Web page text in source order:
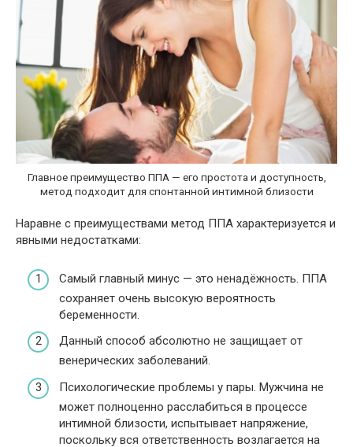
Главное преимущество ППА — его простота и доступность,
метод подходит для спонтанной интимной близости
Наравне с преимуществами метод ППА характеризуется и
явными недостатками:
Самый главный минус — это ненадёжность. ППА
сохраняет очень высокую вероятность
беременности.
Данный способ абсолютно не защищает от
венерических заболеваний.
Психологические проблемы у пары. Мужчина не
может полноценно расслабиться в процессе
интимной близости, испытывает напряжение,
поскольку вся ответственность возлагается на